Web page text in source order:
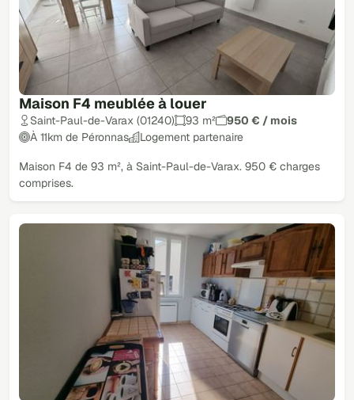
Maison F4 meublée à louer
Saint-Paul-de-Varax (01240) 93 m²
950 € / mois
À 11km de Péronnas
Logement partenaire
Maison F4 de 93 m², à Saint-Paul-de-Varax. 950 € charges
comprises.